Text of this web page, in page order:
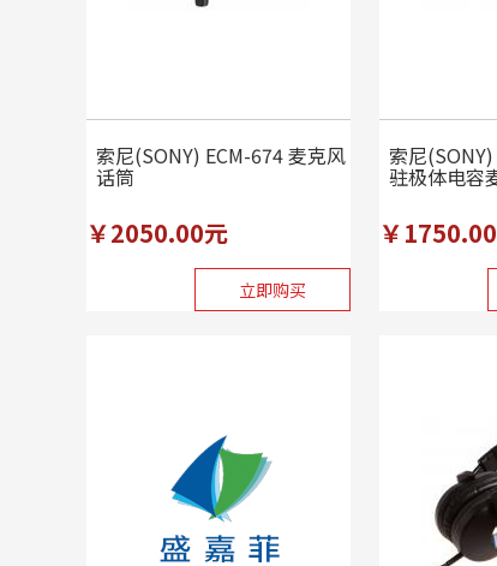
索尼(SONY) ECM-674 麦克风
话筒
￥2050.00元
立即购买
索尼
驻极体电容
￥